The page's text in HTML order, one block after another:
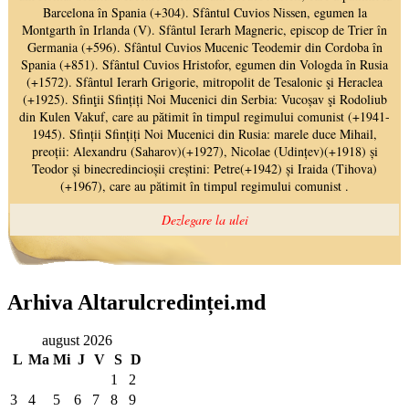
Arhiva Altarulcredinței.md
august 2026
L Ma Mi J V S D
1
2
3
4 5 6 7 8
9